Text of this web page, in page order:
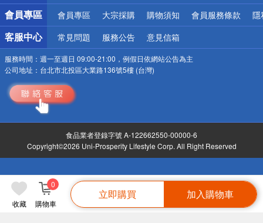
收藏 購物車
0
立即購買 加入購物車
會員專區 會員專區 大宗採購 購物須知 會員服務條款 隱
客服中心 常見問題 服務公告 意見信箱
服務時間： 週一至週日 09:00-21:00，例假日依網站公告為主
公司地址： 台北市北投區大業路136號5樓 (台灣)
食品業者登錄字號 A-122662550-00000-6
Copyright©2026 Uni-Prosperity Lifestyle Corp. All Right Reserved